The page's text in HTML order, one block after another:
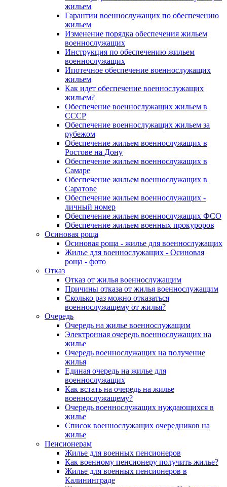
жильем
Гарантии военнослужащих по обеспечению
жильем
Изменение порядка обеспечения жильем
военнослужащих
Инструкция по обеспечению жильем
военнослужащих
Ипотечное обеспечение военнослужащих
жильем
Как идет обеспечение военнослужащих
жильем?
Обеспечение военнослужащих жильем в
СССР
Обеспечение военнослужащих жильем за
рубежом
Обеспечение жильем военнослужащих в
Ростове на Дону
Обеспечение жильем военнослужащих в
Самаре
Обеспечение жильем военнослужащих в
Саратове
Обеспечение жильем военнослужащих -
личный номер
Обеспечение жильем военнослужащих ФСО
Обеспечение жильем военных прокуроров
Осиновая роща
Осиновая роща - жилье для военнослужащих
Жилье для военнослужащих - Осиновая
роща - фото
Отказ
Отказ от жилья военнослужащим
Причины отказа от жилья военнослужащим
Сколько раз можно отказаться
военнослужащему от жилья?
Очередь
Очередь на жилье военнослужащим
Электронная очередь военнослужащих на
жилье
Очередь военнослужащих на получение
жилья
Единая очередь на жилье для
военнослужащих
Как встать на очередь на жилье
военнослужащему?
Очередь военнослужащих нуждающихся в
жилье
Список военнослужащих очередников на
жилье
Пенсионерам
Жилье для военных пенсионеров
Как военному пенсионеру получить жилье?
Жилье для военных пенсионеров в
Калининграде